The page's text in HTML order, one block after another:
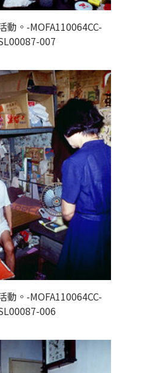
動。-MOFA110064CC-
007
動。-MOFA110064CC-
006